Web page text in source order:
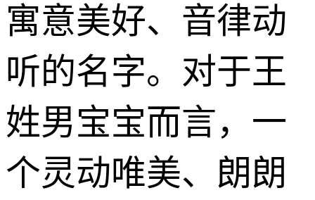
寓意美好、音律动
听的名字。对于王
姓男宝宝而言，一
个灵动唯美、朗朗